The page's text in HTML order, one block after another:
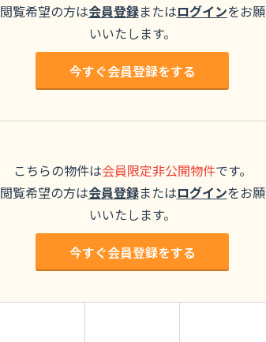
閲覧希望の方は会員登録またはログインをお願
いいたします。
今すぐ会員登録をする
こちらの物件は会員限定非公開物件です。
閲覧希望の方は会員登録またはログインをお願
いいたします。
今すぐ会員登録をする